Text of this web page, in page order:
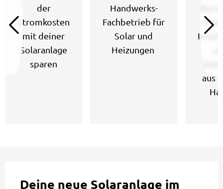
der
Stromkosten
mit deiner
Solaranlage
sparen
Handwerks-
Fachbetrieb für
Solar und
Heizungen
aus
Deine neue Solaranlage im